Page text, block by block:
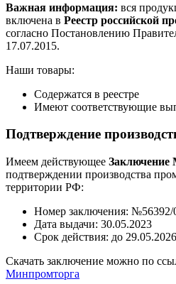
Важная информация: вся
включена в Реестр российской
согласно Постановлению
17.07.2015.
Наши товары:
Содержатся в реестре
Имеют соответствующие
Подтверждение
Имеем действующее Заключение
подтверждении производства
территории РФ:
Номер заключения: №56392/
Дата выдачи: 30.05.2023
Срок действия: до 29.05.2026
Скачать заключение можно по
Минпромторга